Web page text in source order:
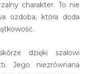
charakter. To nie
ozdoba, która doda
dzięki szalowi
Jego niezrównana